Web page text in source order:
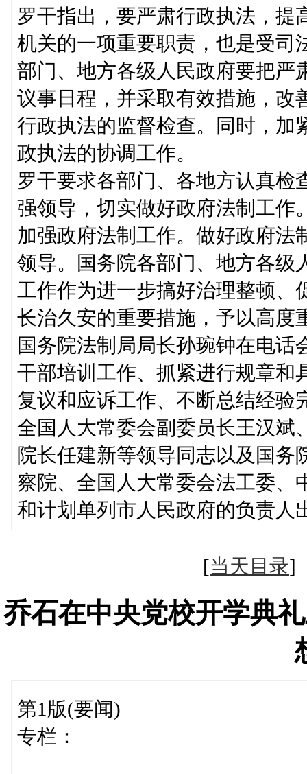
罗干指出，要严肃行政执法，提
机关的一项重要职责，也是受司
部门、地方各级人民政府要把严
议事日程，并采取有效措施，改
行政执法的监督检查。同时，加
政执法的协调工作。
罗干要求各部门、各地方认真检
强领导，切实做好政府法制工作
加强政府法制工作。做好政府法
领导。国务院各部门、地方各级
工作作为进一步搞好治理整顿、
长治久安的重要措施，予以高度
国务院法制局局长孙琬钟在电
干部培训工作、抓紧进行规章和
复议和应诉工作、不断总结经验
全国人大常委会副委员长王汉斌
院长任建新等领导同志以及国务
察院、全国人大常委会法工委、
和计划单列市人民政府的负责人
[当天目录
乔石在中央党校开学典
第1版(要闻)
专栏：